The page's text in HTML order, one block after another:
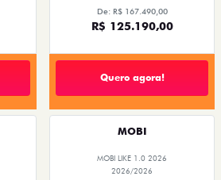
De: R$ 167.490,00
R$ 125.190,00
Quero agora!
MOBI
MOBI LIKE 1.0 2026
2026/2026